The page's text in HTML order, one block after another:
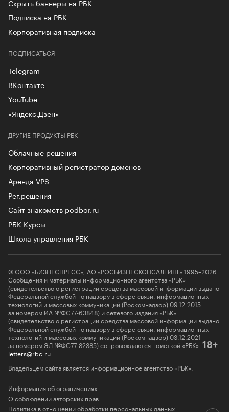
Скрыть баннеры на РБК
Подписка на РБК
Корпоративная подписка
ДРУГИЕ ПРОДУКТЫ РБК
Облачные решения
Корпоративный регистратор доменов
Аренда VPS
Рег.решения
Сайт знакомств podbor.ru
РБК Курсы
Школа управления РБК
ПОДПИСАТЬСЯ
Telegram
ВКонтакте
YouTube
«Яндекс.Дзен»
© ООО «БИЗНЕСПРЕСС», АО «РОСБИЗНЕСКОНСАЛТИНГ» 1995–2026
Сообщения и материалы информационного агентства «РБК»
(свидетельство о регистрации средства массовой информации выдано
Федеральной службой по надзору в сфере связи, информационных
технологий и массовых коммуникаций (Роскомнадзор) 09.12.2015
за номером ИА №ФС77-63848) и сетевого издания «РБК»
(свидетельство о регистрации средства массовой информации выдано
Федеральной службой по надзору в сфере связи, информационных
технологий и массовых коммуникаций (Роскомнадзор) 03.12.2021
за номером ЭЛ №ФС77-82385) сопровождаются пометкой «РБК». 18+
letters@rbc.ru
Владельцем сайта является информационное агентство «РБК».
Информация об ограничениях
О соблюдении авторских прав
Политика в отношении обработки персональных данных